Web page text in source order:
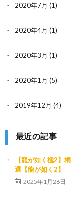
2020年7月 (1)
2020年4月 (1)
2020年3月 (1)
2020年1月 (5)
2019年12月 (4)
最近の記事
【龍が如く極2】
選【龍が如く2】
2025年1月26日